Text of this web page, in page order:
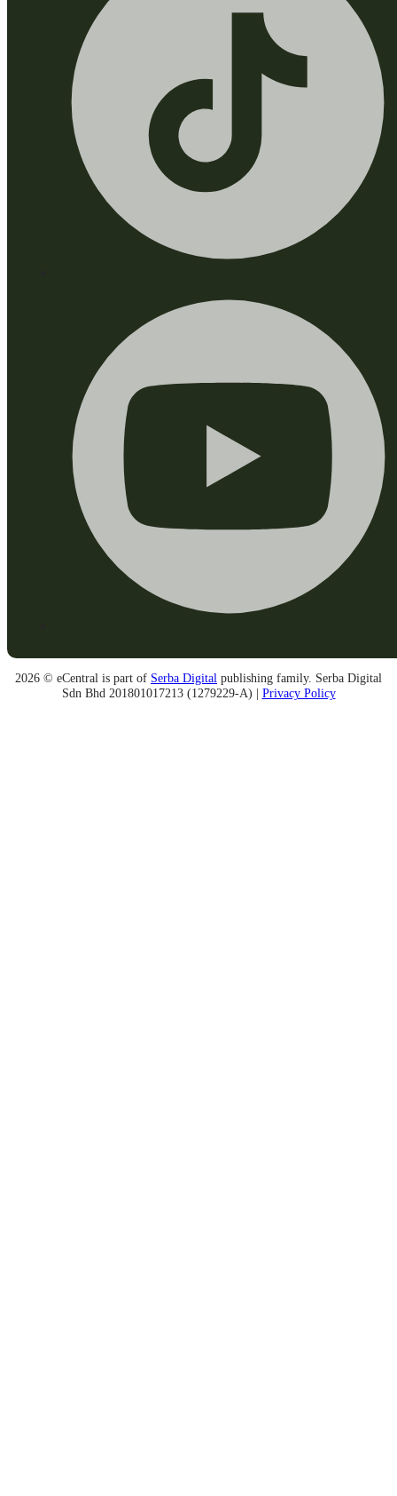
2026 © eCentral is part of Serba Digital publishing family. Serba Digital
Sdn Bhd 201801017213 (1279229-A) | Privacy Policy